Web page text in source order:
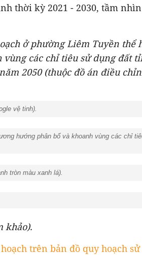
thời kỳ 2021 - 2030, tầm
ở phường Liêm Tuyền thể
các chỉ tiêu sử dụngđất
2050 (thuộc đồ án điều
vệ tinh).
hướng phân bổ và khoanh vùng các chỉ
tròn màu xanh lá).
khảo).
trên bản đồ quy hoạch